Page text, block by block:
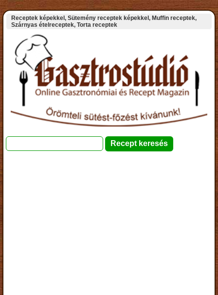
Receptek képekkel, Sütemény receptek képekkel, Muffin receptek,
Szárnyas ételreceptek, Torta receptek